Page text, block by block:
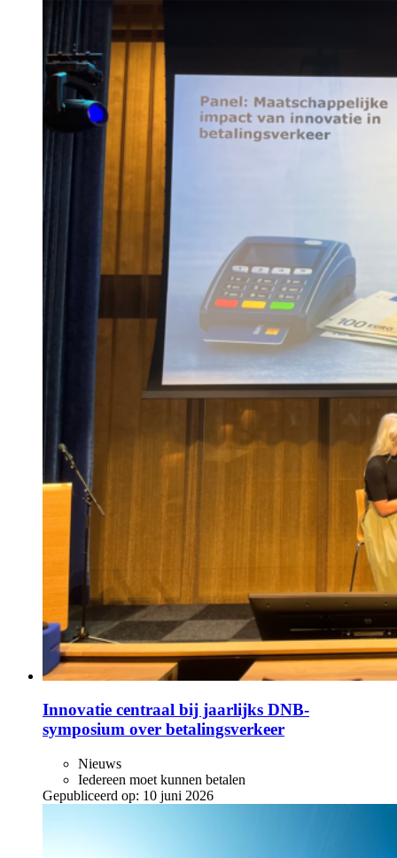
Innovatie centraal bij jaarlijks DNB-
symposium over betalingsverkeer
Nieuws
Iedereen moet kunnen betalen
Gepubliceerd op: 10 juni 2026